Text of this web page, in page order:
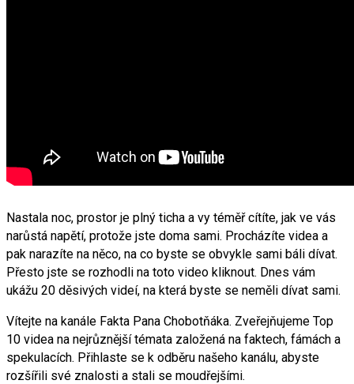
Nastala noc, prostor je plný ticha a vy téměř cítíte, jak ve vás
narůstá napětí, protože jste doma sami. Procházíte videa a
pak narazíte na něco, na co byste se obvykle sami báli dívat.
Přesto jste se rozhodli na toto video kliknout. Dnes vám
ukážu 20 děsivých videí, na která byste se neměli dívat sami.
Vítejte na kanále Fakta Pana Chobotňáka. Zveřejňujeme Top
10 videa na nejrůznější témata založená na faktech, fámách a
spekulacích. Přihlaste se k odběru našeho kanálu, abyste
rozšířili své znalosti a stali se moudřejšími.